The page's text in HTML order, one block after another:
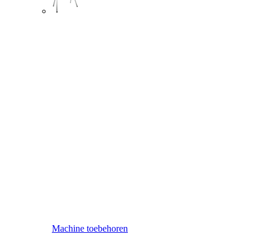
Machine toebehoren